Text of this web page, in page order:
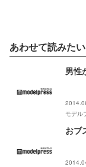
あわせて読みたい
男性
モデル
おブ